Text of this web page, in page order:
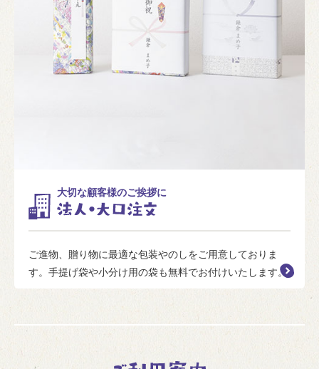
大切な顧客様のご挨拶に
ご進物、贈り物に最適な包装やのしをご用意しておりま
す。手提げ袋や小分け用の袋も無料でお付けいたします。